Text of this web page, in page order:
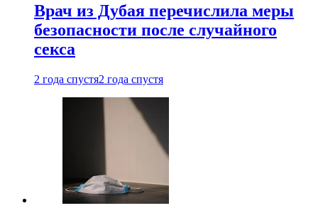
Врач из Дубая перечислила меры
безопасности после случайного
секса
2 года спустя2 года спустя